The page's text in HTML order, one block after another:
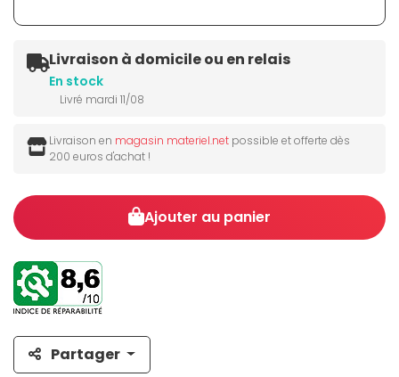
Livraison à domicile ou en relais
En stock
Livré mardi 11/08
Livraison en magasin materiel.net possible et offerte dès
200 euros d'achat !
Ajouter au panier
Partager